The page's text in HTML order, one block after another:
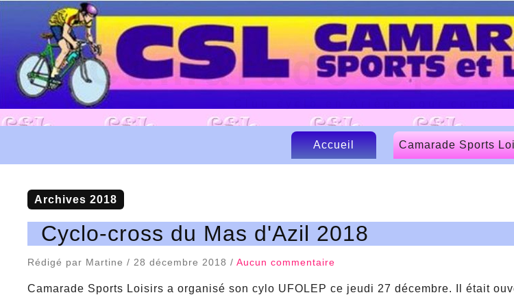
Camarade
Accueil
Camarade Sports
Le CSL
Archives 2018
Cyclo-cross du Mas d'Azil 2018
Rédigé par Martine / 28 décembre 2018 / Aucun commentaire
Camarade Sports Loisirs a organisé son cylo UFOLEP ce jeudi 27 décembre. Il était